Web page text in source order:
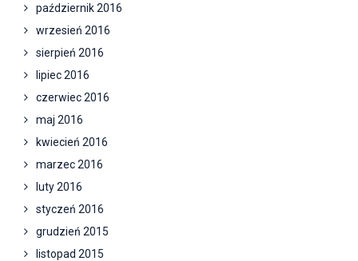
październik 2016
wrzesień 2016
sierpień 2016
lipiec 2016
czerwiec 2016
maj 2016
kwiecień 2016
marzec 2016
luty 2016
styczeń 2016
grudzień 2015
listopad 2015